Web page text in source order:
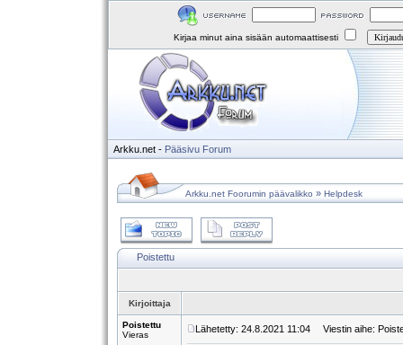
Kirjaa minut aina sisään automaattisesti
Arkku.net - Pääsivu Forum
Arkku.net Foorumin päävalikko » Helpdesk
Poistettu
Kirjoittaja
Poistettu
Vieras
Lähetetty: 24.8.2021 11:04 Viestin aihe: